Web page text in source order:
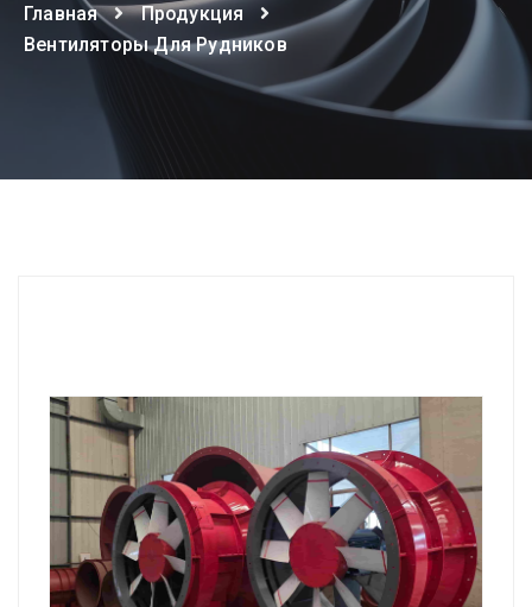
Главная
Продукция
Вентиляторы Для Рудников